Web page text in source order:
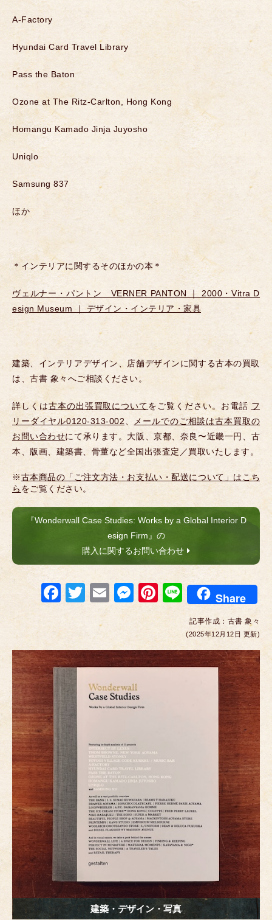
A-Factory
Hyundai Card Travel Library
Pass the Baton
Ozone at The Ritz-Carlton, Hong Kong
Homangu Kamado Jinja Juyosho
Uniqlo
Samsung 837
ほか
＊インテリアに関するそのほかの本＊
ヴェルナー・パントン VERNER PANTON ｜ 2000・Vitra D
esign Museum ｜ デザイン・インテリア・家具
建築、インテリアデザイン、店舗デザインに関する古本の買取
は、古書 象々へご相談ください。
詳しくは古本の出張買取についてをご覧ください。お電話 フ
リーダイヤル0120-313-002、
メールでのご相談は古本買取の
お問い合わせにて承ります。大阪、京都、奈良〜近畿一円、古
本、版画、建築書、骨董など全国出張査定／買取いたします。
※古本商品の「ご注文方法・お支払い・配送について」はこち
ら をご覧ください。
『Wonderwall Case Studies: Works by a Global Interior D
esign Firm』の
購入に関するお問い合わせ
F
c
e
b
o
o
k
T
wi
tt
er
E
m
M
e
e
n
er
Pi
nt
er
e
st
Li
n
e
Share
記事作成： 古書 象々
(2025年12月12日 更新)
建築・デザイン・写真